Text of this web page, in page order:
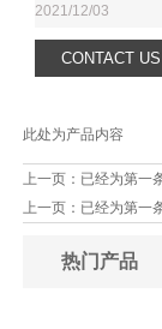
2021/12/03
CONTACT US
此处为产品内容
上一页：已经为第一
上一页：已经为第一
热门产品